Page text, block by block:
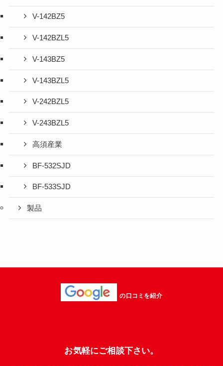
V-142BZ5
V-142BZL5
V-143BZ5
V-143BZL5
V-242BZL5
V-243BZL5
高須産業
BF-532SJD
BF-533SJD
製品
の口コミを紹介
お気軽にご相談下さい。